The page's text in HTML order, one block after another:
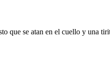
que se atan en el cuello y una